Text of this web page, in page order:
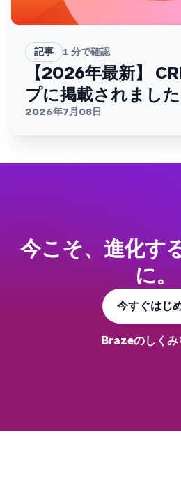
記事 1 分で確認
【2026年最新】
プに掲載されました
2026年7月08日
今こそ、進化す
に。
今すぐはじ
Brazeのしくみ